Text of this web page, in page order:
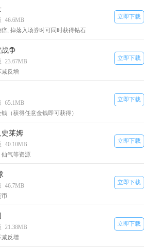
46.6MB
, 掉落入场券时可同时获得钻石
立即下载
战争
23.67MB
减反增
立即下载
65.1MB
（获得任意金钱即可获得）
立即下载
莱姆
40.10MB
仙气等资源
立即下载
46.7MB
币
立即下载
21.38MB
减反增
立即下载